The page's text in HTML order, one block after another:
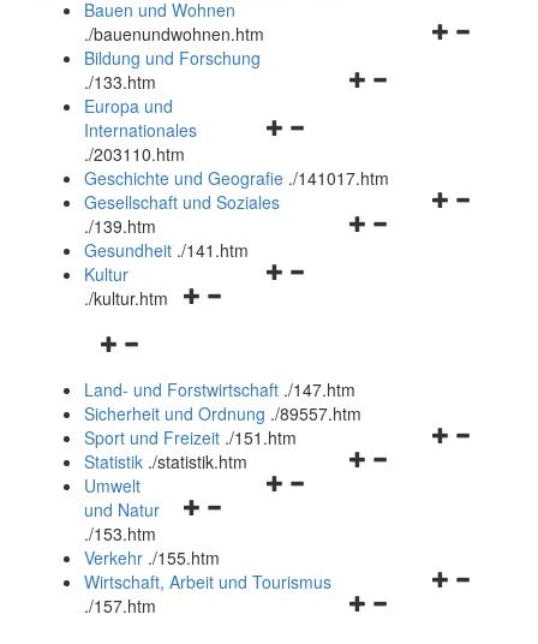
Bauen und Wohnen
./bauenundwohnen.htm
Navigationsmenü
Bildung und Forschung
./133.htm
Navigationsmenü
und
schließen
Europa und
Internationales
./203110.htm
Geschichte und Geografie ./141017.htm
Navigationsmenü
Gesellschaft und Soziales
./139.htm
Navigationsmenü
Gesundheit ./141.htm
Navigationsmenü
Kultur
./kultur.htm
Navigationsmenü
und
schließen
Land- und Forstwirtschaft ./147.htm
Sicherheit und Ordnung ./89557.htm
Navigationsmenü
Sport und Freizeit ./151.htm
Navigationsmenü
Statistik ./statistik.htm
Navigationsmenü
und
schließen
Umwelt
und Natur
./153.htm
Verkehr ./155.htm
Navigationsmenü
Wirtschaft, Arbeit und Tourismus
./157.htm